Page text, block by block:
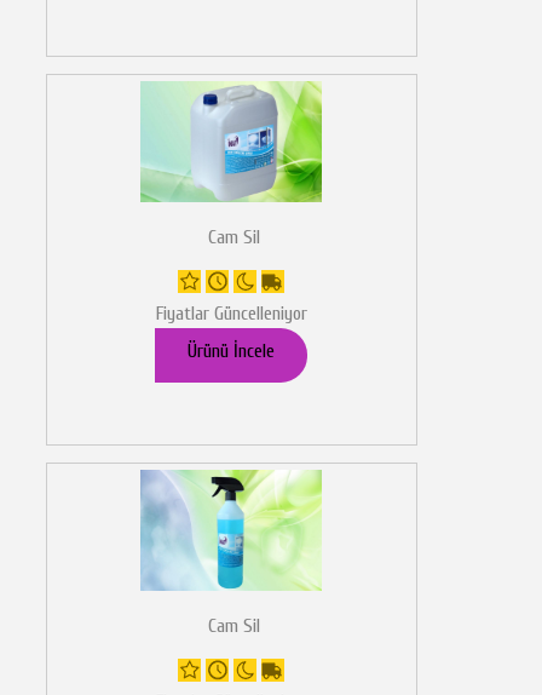
Cam Sil
Fiyatlar Güncelleniyor
Ürünü İncele
Cam Sil